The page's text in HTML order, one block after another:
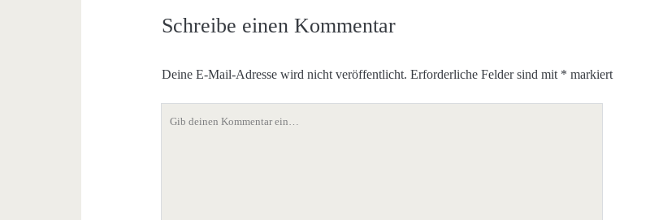
Schreibe einen Kommentar
Deine E-Mail-Adresse wird nicht veröffentlicht. Erforderliche Felder sind mit * markiert